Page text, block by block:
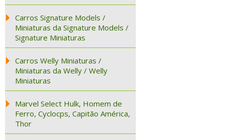
Carros Signature Models /
Miniaturas da Signature Models /
Signature Miniaturas
Carros Welly Miniaturas /
Miniaturas da Welly / Welly
Miniaturas
Marvel Select Hulk, Homem de
Ferro, Cyclocps, Capitão América,
Thor